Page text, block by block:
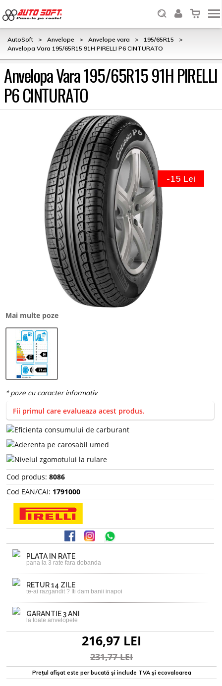
AutoSoft > Anvelope > Anvelope vara > 195/65R15
>
Anvelopa Vara 195/65R15 91H PIRELLI P6 CINTURATO
Anvelopa Vara 195/65R15 91H PIRELLI
P6 CINTURATO
Mai multe poze
-15 Lei
Fii primul care evalueaza acest produs.
Cod produs: 8086
Cod EAN/CAI: 1791000
PLATA IN RATE
pana la 3 rate fara dobanda
RETUR 14 ZILE
te-ai razgandit ? Iti dam banii inapoi
GARANTIE 3 ANI
la toate anvelopele
216,97 LEI
231,77 LEI
Prețul afișat este per bucată și include TVA și ecovaloarea